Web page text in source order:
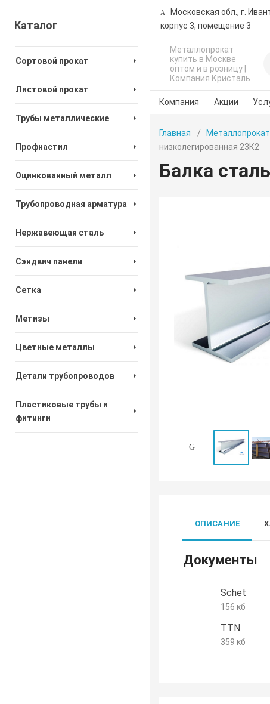
Московская обл., г.
корпус 3, помещение 3
Металлопрокат
купить в Москве
оптом и в розницу |
Компания Кристаль
Компания Акции
Каталог
Сортовой прокат
Листовой прокат
Трубы металлические
Профнастил
Оцинкованный металл
Трубопроводная арматура
Нержавеющая сталь
Сэндвич панели
Сетка
Метизы
Цветные металлы
Детали трубопроводов
Пластиковые трубы и
фитинги
Главная Металлопрокат
низколегированная 23К2
Балка
ОПИСАНИЕ
Документы
Schet
156 кб
TTN
359 кб